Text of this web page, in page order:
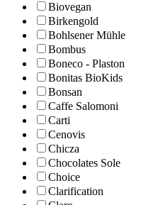
Biovegan
Birkengold
Bohlsener Mühle
Bombus
Boneco - Plaston
Bonitas BioKids
Bonsan
Caffe Salomoni
Carti
Cenovis
Chicza
Chocolates Sole
Choice
Clarification